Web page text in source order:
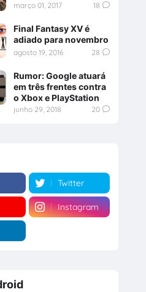
março 01, 2017 18
Final Fantasy XV é
adiado para novembro
agosto 19, 2016 28
Rumor: Google atuará
em três frentes contra
o Xbox e PlayStation
junho 29, 2018 20
Twitter
Instagram